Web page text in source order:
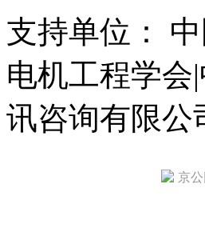
支持单位：
电机工程学会
讯咨询有限公
京公